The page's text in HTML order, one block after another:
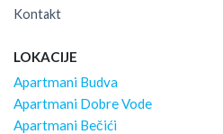
Kontakt
LOKACIJE
Apartmani Budva
Apartmani Dobre Vode
Apartmani Bečići